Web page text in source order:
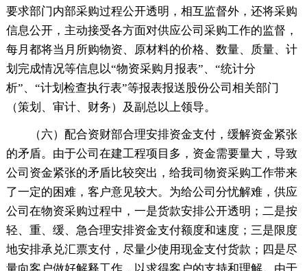
要求部门内部采购过程公开透明，相互监督外，还将采购
信息公开，主动接受各方面对供应公司采购工作的监督，
每月都将当月所购物资、原材料的价格、数量、质量、计
划完成情况等信息以“物资采购月报表”、“统计分
析”、“计划检查执行表”等报表报送股份公司相关部门
（策划、审计、财务）及副总以上领导。
（六）配合资财部合理安排资金支付，缓解资金紧张
的矛盾。由于公司在建工程项目多，资金需要量大，导致
公司资金紧张的矛盾比较突出，给我司物资采购工作带来
了一定的困难，客户意见较大。为给公司分忧解难，供应
公司在物资采购过程中，一是货款安排公开透明；二是按
轻、重、缓、急合理安排资金支付额度和速度；三是限度
地安排承兑汇票支付，尽量少使用现金支付货款；四是尽